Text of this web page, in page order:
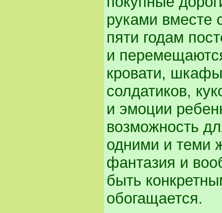
руками вместе
пяти годам
и
кровати,
солдатиков,
и эмоции
возможность
одними и теми
фантазия и
быть
обогащается.